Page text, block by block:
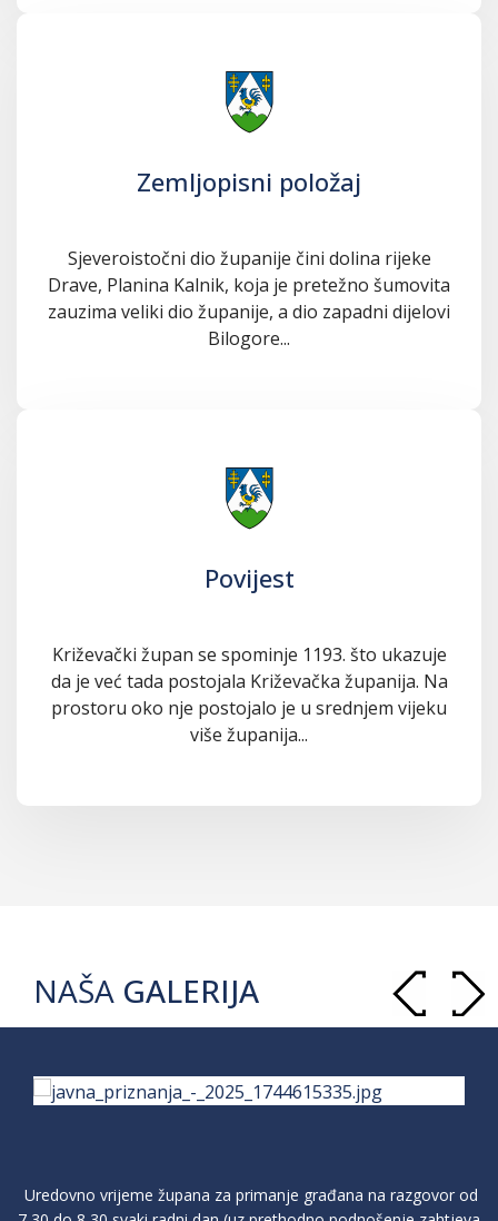
Zemljopisni položaj
Sjeveroistočni dio županije čini dolina rijeke
Drave, Planina Kalnik, koja je pretežno šumovita
zauzima veliki dio županije, a dio zapadni dijelovi
Bilogore...
Povijest
Križevački župan se spominje 1193. što ukazuje
da je već tada postojala Križevačka županija. Na
prostoru oko nje postojalo je u srednjem vijeku
više županija...
NAŠA GALERIJA
Uredovno vrijeme župana za primanje građana na razgovor od